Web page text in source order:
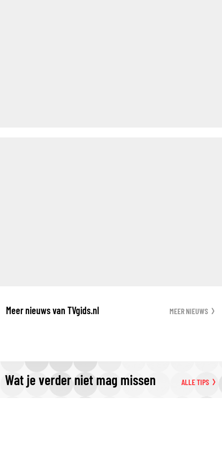
Meer nieuws van TVgids.nl MEER NIEUWS
Wat je verder niet mag missen ALLE TIPS